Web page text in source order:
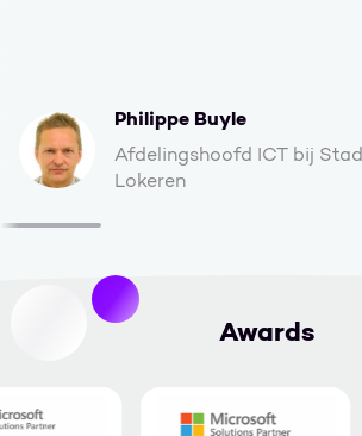
Philippe Buyle
Afdelingshoofd ICT bij Stad
Lokeren
Awards